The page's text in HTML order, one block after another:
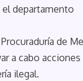
el departamento
de
a cabo acciones
ilegal.